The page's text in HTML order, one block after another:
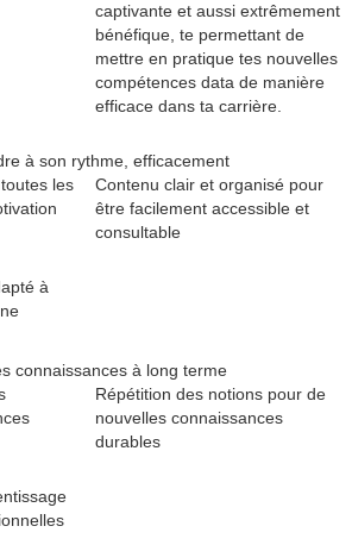
captivante et aussi extrêmement
bénéfique, te permettant de
mettre en pratique tes nouvelles
compétences data de manière
efficace dans ta carrière.
à son rythme, efficacement
les
Contenu clair et organisé pour
être facilement accessible et
consultable
à
connaissances à long terme
Répétition des notions pour de
nouvelles connaissances
durables